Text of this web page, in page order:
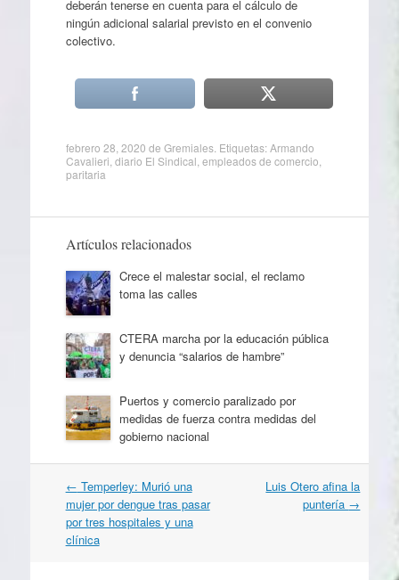
deberán tenerse en cuenta para el cálculo de
ningún adicional salarial previsto en el convenio
colectivo.
febrero 28, 2020 de Gremiales. Etiquetas:Armando
Cavalieri diario El Sindical empleados de comercio
paritaria
Artículos relacionados
Crece el malestar social, el reclamo
toma las calles
CTERA marcha por la educación pública
y denuncia “salarios de hambre”
Puertos y comercio paralizado por
medidas de fuerza contra medidas del
gobierno nacional
Navegación
por
artículos
← Temperley: Murió una
mujer por dengue tras pasar
por tres hospitales y una
clínica
Luis Otero afina la
puntería →